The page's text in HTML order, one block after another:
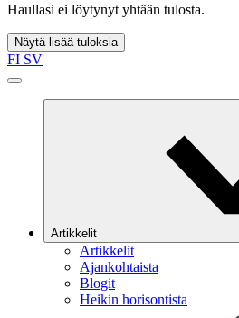
Haullasi ei löytynyt yhtään tulosta.
Näytä lisää tuloksia
FI SV
Artikkelit
Artikkelit
Ajankohtaista
Blogit
Heikin horisontista